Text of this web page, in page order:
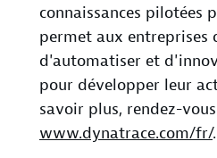
connaissances pilotées
permet aux entreprises
d'automatiser et
pour développer leur
savoir plus, rendez-
www.dynatrace.com/fr/.